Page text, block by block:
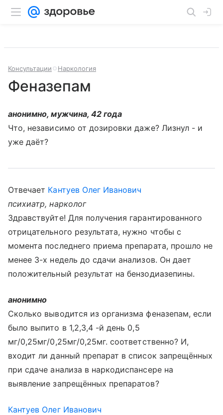
Консультации Наркология
Феназепам
анонимно, мужчина, 42 года
Что, независимо от дозировки даже? Лизнул - и
уже даёт?
Отвечает Кантуев Олег Иванович
психиатр, нарколог
Здравствуйте! Для получения гарантированного
отрицательного результата, нужно чтобы с
момента последнего приема препарата, прошло не
менее 3-х недель до сдачи анализов. Он дает
положительный результат на бензодиазепины.
анонимно
Сколько выводится из организма феназепам, если
было выпито в 1,2,3,4 -й день 0,5
мг/0,25мг/0,25мг/0,25мг. соответственно? И,
входит ли данный препарат в список запрещённых
при сдаче анализа в наркодиспансере на
выявление запрещённых препаратов?
Кантуев Олег Иванович